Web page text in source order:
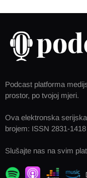
Podcast platforma
prostor, po tvojoj mjeri.
Ova elektronska
brojem: ISSN 2831-1418
Slušajte nas na svim